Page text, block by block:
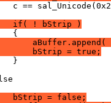
if( ! bStrip )
aBuffer.append(
bStrip = true;
bStrip = false;